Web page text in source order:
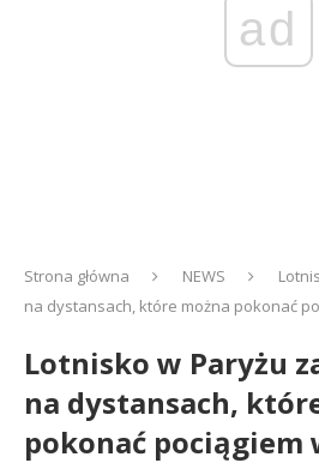
ad
Strona główna NEWS
na dystansach, które można pokonać
Lotnisko w Paryżu
na dystansach,
pokonać pociągiem